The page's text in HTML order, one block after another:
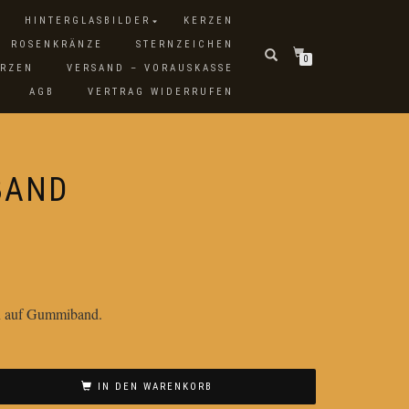
HINTERGLASBILDER
KERZEN
ROSENKRÄNZE
STERNZEICHEN
VERSAND – VORAUSKASSE
AGB
VERTRAG WIDERRUFEN
0
Gummiband.
IN DEN WARENKORB